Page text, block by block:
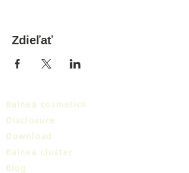
Zdieľať
Balnea cosmetics
Disclosure
Download
Balnea cluster
Blog